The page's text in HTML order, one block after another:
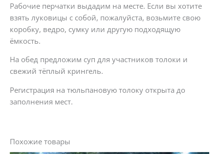
Рабочие перчатки выдадим на месте. Если вы хотите
взять луковицы с собой, пожалуйста, возьмите свою
коробку, ведро, сумку или другую подходящую
ёмкость.
На обед предложим суп для участников толоки и
свежий тёплый крингель.
Регистрация на тюльпановую толоку открыта до
заполнения мест.
Похожие товары